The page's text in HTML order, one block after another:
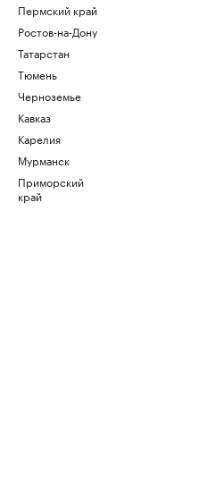
Пермский край
Ростов-на-Дону
Татарстан
Тюмень
Черноземье
Кавказ
Карелия
Мурманск
Приморский
край